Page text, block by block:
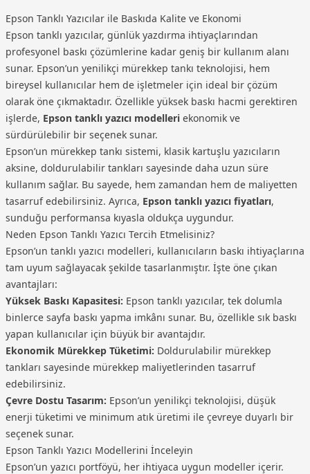
Epson EcoTank L4360 Çok Fonksiyonlu Tanklı Yazıcı
11.999,00 TL
Epson Tanklı Yazıcılar ile Baskıda Kalite ve Ekonomi
Epson tanklı yazıcılar, günlük yazdırma ihtiyaçlarından
profesyonel baskı çözümlerine kadar geniş bir kullanım alanı
sunar. Epson’un yenilikçi mürekkep tankı teknolojisi, hem
bireysel kullanıcılar hem de işletmeler için ideal bir çözüm
olarak öne çıkmaktadır. Özellikle yüksek baskı hacmi gerektiren
işlerde, Epson tanklı yazıcı modelleri ekonomik ve
sürdürülebilir bir seçenek sunar.
Epson’un mürekkep tankı sistemi, klasik kartuşlu yazıcıların
aksine, doldurulabilir tankları sayesinde daha uzun süre
kullanım sağlar. Bu sayede, hem zamandan hem de maliyetten
tasarruf edebilirsiniz. Ayrıca, Epson tanklı yazıcı fiyatları,
sunduğu performansa kıyasla oldukça uygundur.
Neden Epson Tanklı Yazıcı Tercih Etmelisiniz?
Epson’un tanklı yazıcı modelleri, kullanıcıların baskı ihtiyaçlarına
tam uyum sağlayacak şekilde tasarlanmıştır. İşte öne çıkan
avantajları:
Yüksek Baskı Kapasitesi: Epson tanklı yazıcılar, tek dolumla
binlerce sayfa baskı yapma imkânı sunar. Bu, özellikle sık baskı
yapan kullanıcılar için büyük bir avantajdır.
Ekonomik Mürekkep Tüketimi: Doldurulabilir mürekkep
tankları sayesinde mürekkep maliyetlerinden tasarruf
edebilirsiniz.
Çevre Dostu Tasarım: Epson’un yenilikçi teknolojisi, düşük
enerji tüketimi ve minimum atık üretimi ile çevreye duyarlı bir
seçenek sunar.
Epson Tanklı Yazıcı Modellerini İnceleyin
Epson’un yazıcı portföyü, her ihtiyaca uygun modeller içerir.